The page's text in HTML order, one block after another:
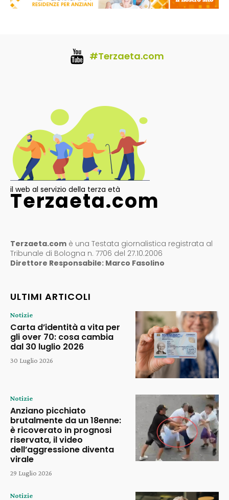
#Terzaeta.com
il web al servizio della terza età
Terzaeta.com
Terzaeta.com è una Testata giornalistica registrata al
Tribunale di Bologna n. 7706 del 27.10.2006
Direttore Responsabile: Marco Fasolino
ULTIMI ARTICOLI
Notizie
Carta d’identità a vita per
gli over 70: cosa cambia
dal 30 luglio 2026
30 Luglio 2026
Notizie
Anziano picchiato
brutalmente da un 18enne:
è ricoverato in prognosi
riservata, il video
dell’aggressione diventa
virale
29 Luglio 2026
Notizie